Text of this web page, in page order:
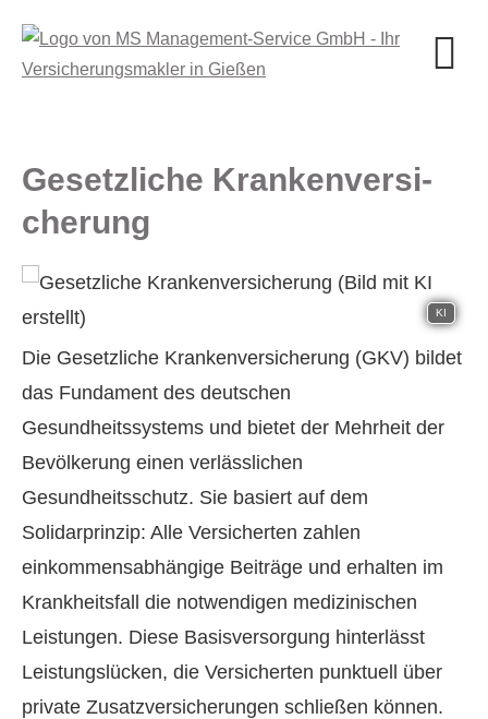
Gesetzliche Kranken­ver­si­
che­rung
KI
Die Gesetzliche Kranken­ver­si­che­rung (GKV) bildet
das Fundament des deutschen
Gesundheitssystems und bietet der Mehrheit der
Bevölkerung einen verlässlichen
Gesundheitsschutz. Sie basiert auf dem
Solidarprinzip: Alle Versicherten zahlen
einkommensabhängige Beiträge und erhalten im
Krankheitsfall die notwendigen medizinischen
Leistungen. Diese Basisversorgung hinterlässt
Leistungslücken, die Versicherten punktuell über
private Zusatzversicherungen schließen können.